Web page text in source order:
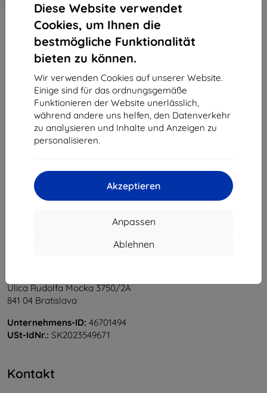
Diese Website verwendet
Cookies, um Ihnen die
bestmögliche Funktionalität
bieten zu können.
Wir verwenden Cookies auf unserer Website.
Einige sind für das ordnungsgemäße
Funktionieren der Website unerlässlich,
während andere uns helfen, den Datenverkehr
zu analysieren und Inhalte und Anzeigen zu
personalisieren.
Akzeptieren
Anpassen
Ablehnen
3MK FlexibleGlass Samsung
G388F Xcover 3 Hybridglas
10,90 €
9,81 €
1
Ulica Rudolfa Mocka 3750/2A
841 04 Bratislava
Unternehmens-ID: 46701494
USt-IdNr.: SK2023549671
Kontakt